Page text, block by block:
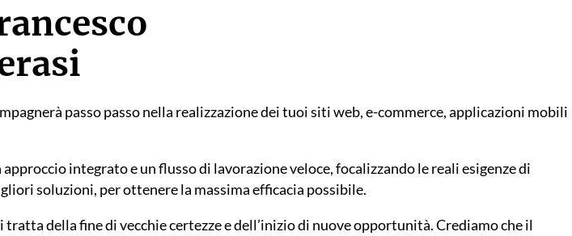
passo passo nella realizzazione dei tuoi siti web, e-commerce, applicazioni mobili
integrato e un flusso di lavorazione veloce, focalizzando le reali esigenze di
soluzioni, per ottenere la massima efficacia possibile.
tratta della fine di vecchie certezze e dell’inizio di nuove opportunità. Crediamo che il